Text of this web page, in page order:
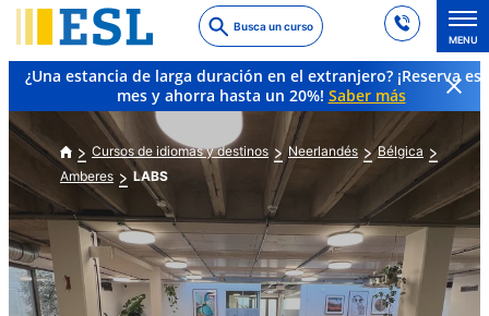
to
main
content
Busca un curso
MENU
¿Una estancia de larga duración en el extranjero? ¡Reserva
mes y ahorra hasta un 20%! Saber más
Cursos de idiomas y destinos Neerlandés
Bélgica
Amberes
LABS